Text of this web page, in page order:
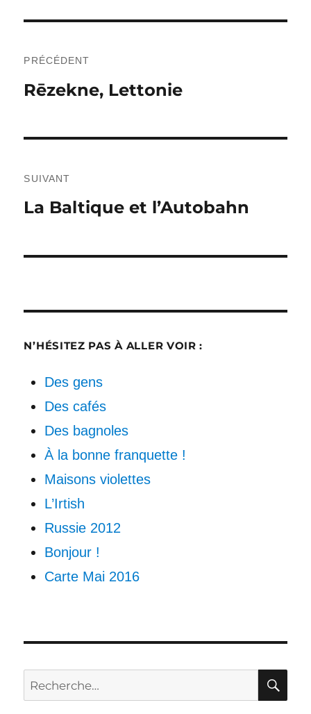
de
l’article
PRÉCÉDENT
Publication
Rēzekne, Lettonie
SUIVANT
Publication
La Baltique et l’Autobahn
N’HÉSITEZ PAS À ALLER VOIR :
Des gens
Des cafés
Des bagnoles
À la bonne franquette !
Maisons violettes
L’Irtish
Russie 2012
Bonjour !
Carte Mai 2016
Recherche
pour :